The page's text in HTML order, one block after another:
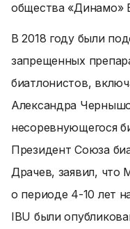
общества «Динамо»
В 2018 году были
запрещенных
биатлонистов,
Александра
несоревнующегося
Президент Союза
Драчев, заявил, что
о периоде 4-10 лет
IBU были